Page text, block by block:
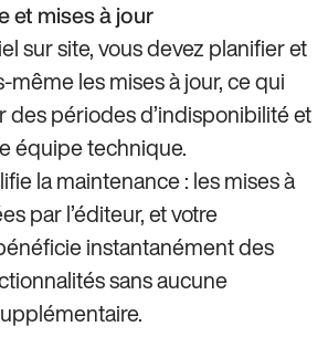
et mises à jour
sur site, vous devez planifier et
même les mises à jour, ce qui
des périodes d’indisponibilité et
équipe technique.
la maintenance : les mises à
par l’éditeur, et votre
instantanément des
sans aucune